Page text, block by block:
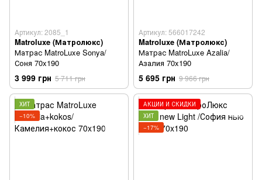
Артикул: 2085_1
Matroluxe (Матролюкс)
Матрас MatroLuxe Sonya/
Соня 70x190
3 999 грн 5 711 грн
Артикул: 566017242
Matroluxe (Матролюкс)
Матрас MatroLuxe Azalia/
Азалия 70x190
5 695 грн 9 966 грн
ХИТ
−10%
АКЦИИ И СКИДКИ
ХИТ
−17%